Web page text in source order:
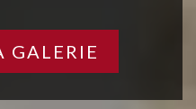
GALERIE